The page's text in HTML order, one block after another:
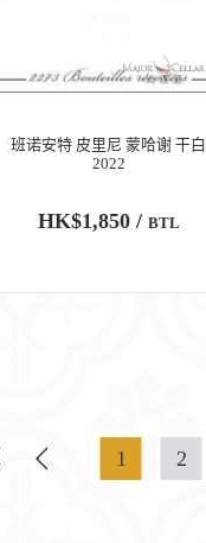
班诺安特 皮里尼 蒙哈谢 干白
2022
HK$1,850 / BTL
1 2